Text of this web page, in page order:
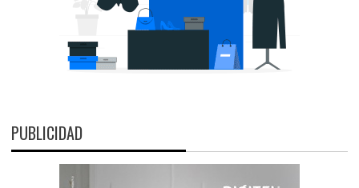
PUBLICIDAD